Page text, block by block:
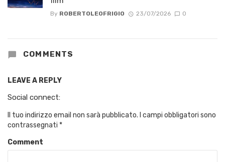
By ROBERTOLEOFRIGIO 23/07/2026 0
COMMENTS
LEAVE A REPLY
Social connect:
Il tuo indirizzo email non sarà pubblicato. I campi obbligatori sono
contrassegnati *
Comment